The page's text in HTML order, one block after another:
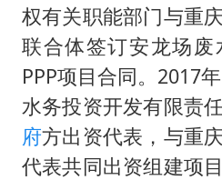
多地
吉林
奋进
权有关职能部门与重
联合体签订安龙场废
PPP项目合同。2017
水务投资开发有限责
府方出资代表，与重
代表共同出资组建项